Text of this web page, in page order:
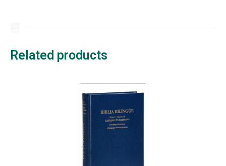
Related products